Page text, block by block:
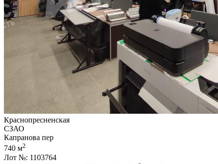
Краснопресненская
СЗАО
Капранова пер
740 м2
Лот №: 1103764